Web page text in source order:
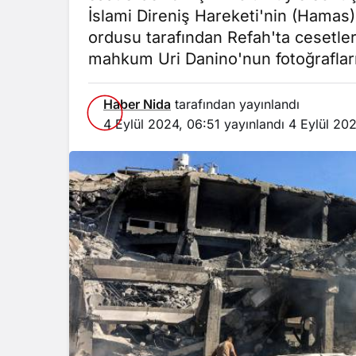
İslami Direniş Hareketi'nin
ordusu tarafından Refah'ta
mahkum Uri Danino'nun
Haber Nida tarafından yayınlandı
4 Eylül 2024, 06:51 yayınlandı 4 Eylül